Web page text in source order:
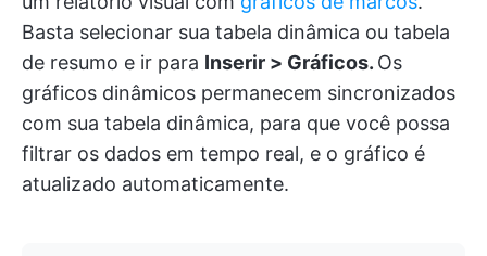
Basta selecionar sua tabela dinâmica ou tabela
de resumo e ir para Inserir > Gráficos. Os
gráficos dinâmicos permanecem sincronizados
com sua tabela dinâmica, para que você possa
filtrar os dados em tempo real, e o gráfico é
atualizado automaticamente.